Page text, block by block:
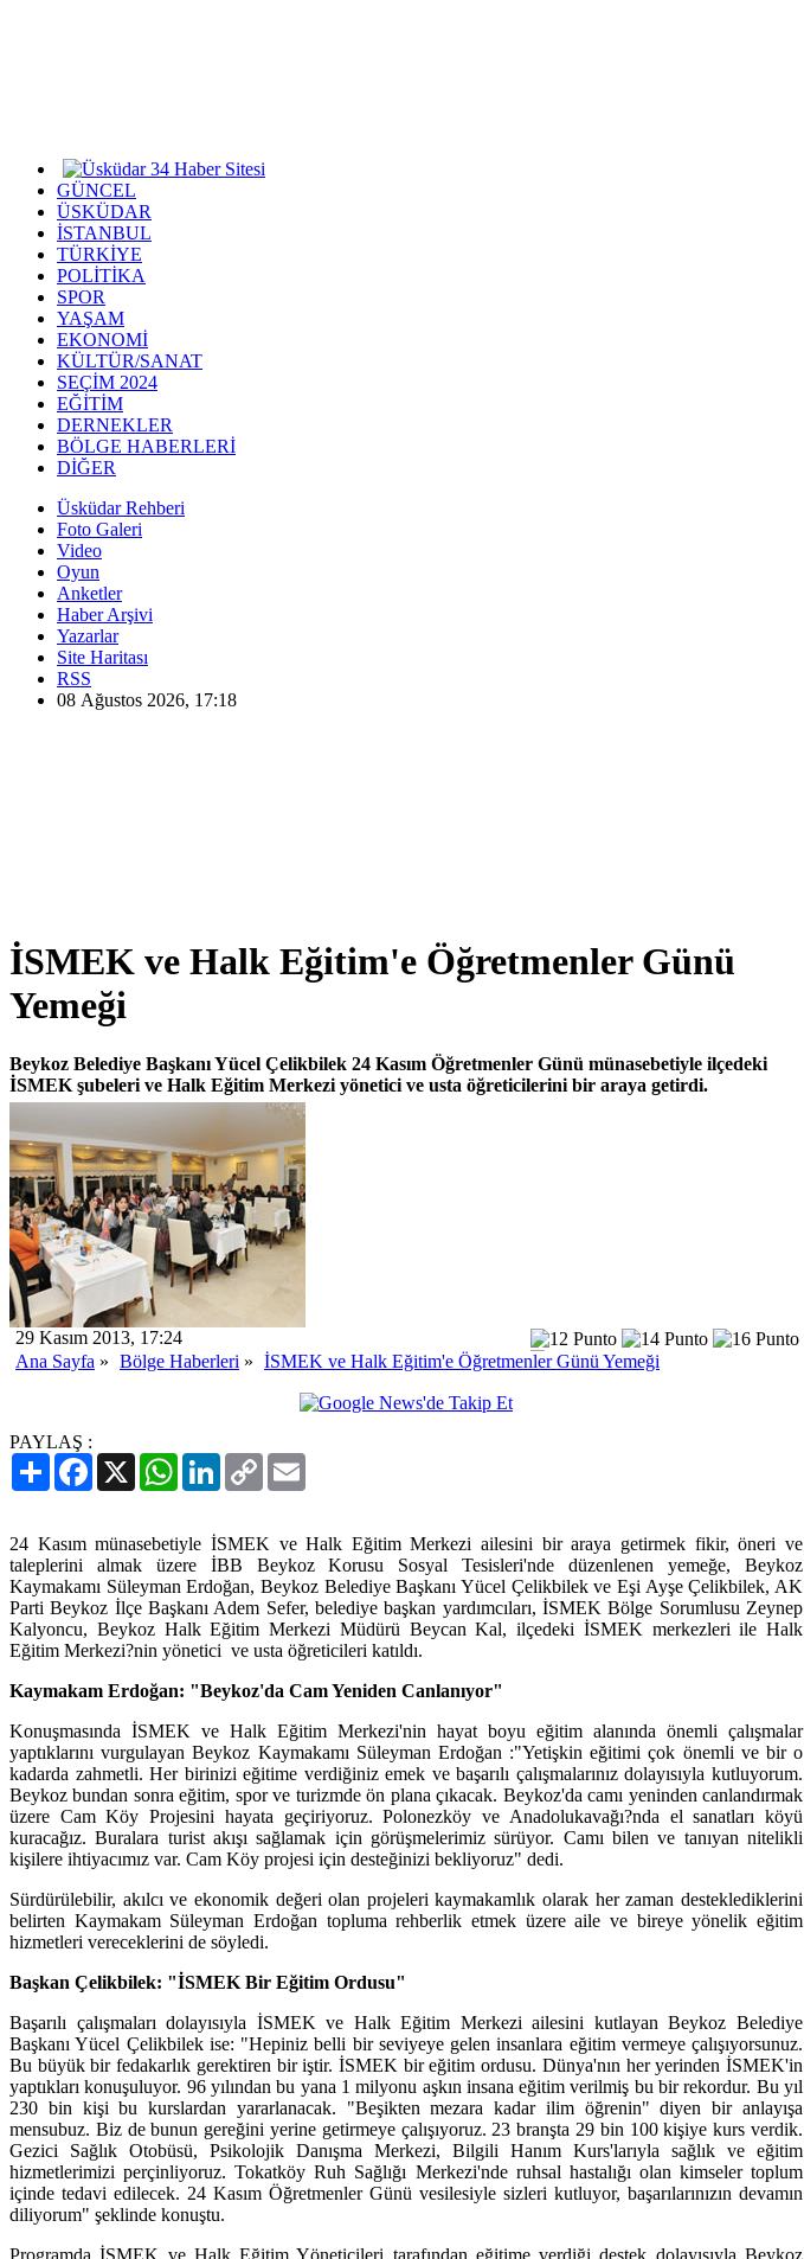
GÜNCEL
ÜSKÜDAR
İSTANBUL
TÜRKİYE
POLİTİKA
SPOR
YAŞAM
EKONOMİ
KÜLTÜR/SANAT
SEÇİM 2024
EĞİTİM
DERNEKLER
BÖLGE HABERLERİ
DİĞER
Üsküdar Rehberi
Foto Galeri
Video
Oyun
Anketler
Haber Arşivi
Yazarlar
Site Haritası
RSS
08 Ağustos 2026, 17:18
İSMEK ve Halk Eğitim'e Öğretmenler Günü
Yemeği
Beykoz Belediye Başkanı Yücel Çelikbilek 24 Kasım Öğretmenler Günü münasebetiyle ilçedeki
İSMEK şubeleri ve Halk Eğitim Merkezi yönetici ve usta öğreticilerini bir araya getirdi.
29 Kasım 2013, 17:24
Ana Sayfa » Bölge Haberleri » İSMEK ve Halk Eğitim'e Öğretmenler Günü Yemeği
PAYLAŞ :
PaylaşFacebook
X WhatsAppLinkedIn
Copy
Link
24 Kasım münasebetiyle İSMEK ve Halk Eğitim Merkezi ailesini bir araya getirmek fikir, öneri ve
taleplerini almak üzere İBB Beykoz Korusu Sosyal Tesisleri'nde düzenlenen yemeğe, Beykoz
Kaymakamı Süleyman Erdoğan, Beykoz Belediye Başkanı Yücel Çelikbilek ve Eşi Ayşe Çelikbilek, AK
Parti Beykoz İlçe Başkanı Adem Sefer, belediye başkan yardımcıları, İSMEK Bölge Sorumlusu Zeynep
Kalyoncu, Beykoz Halk Eğitim Merkezi Müdürü Beycan Kal, ilçedeki İSMEK merkezleri ile Halk
Eğitim Merkezi?nin yönetici ve usta öğreticileri katıldı.
Kaymakam Erdoğan: "Beykoz'da Cam Yeniden Canlanıyor"
Konuşmasında İSMEK ve Halk Eğitim Merkezi'nin hayat boyu eğitim alanında önemli çalışmalar
yaptıklarını vurgulayan Beykoz Kaymakamı Süleyman Erdoğan :"Yetişkin eğitimi çok önemli ve bir o
kadarda zahmetli. Her birinizi eğitime verdiğiniz emek ve başarılı çalışmalarınız dolayısıyla kutluyorum.
Beykoz bundan sonra eğitim, spor ve turizmde ön plana çıkacak. Beykoz'da camı yeninden canlandırmak
üzere Cam Köy Projesini hayata geçiriyoruz. Polonezköy ve Anadolukavağı?nda el sanatları köyü
kuracağız. Buralara turist akışı sağlamak için görüşmelerimiz sürüyor. Camı bilen ve tanıyan nitelikli
kişilere ihtiyacımız var. Cam Köy projesi için desteğinizi bekliyoruz" dedi.
Sürdürülebilir, akılcı ve ekonomik değeri olan projeleri kaymakamlık olarak her zaman desteklediklerini
belirten Kaymakam Süleyman Erdoğan topluma rehberlik etmek üzere aile ve bireye yönelik eğitim
hizmetleri vereceklerini de söyledi.
Başkan Çelikbilek: "İSMEK Bir Eğitim Ordusu"
Başarılı çalışmaları dolayısıyla İSMEK ve Halk Eğitim Merkezi ailesini kutlayan Beykoz Belediye
Başkanı Yücel Çelikbilek ise: "Hepiniz belli bir seviyeye gelen insanlara eğitim vermeye çalışıyorsunuz.
Bu büyük bir fedakarlık gerektiren bir iştir. İSMEK bir eğitim ordusu. Dünya'nın her yerinden İSMEK'in
yaptıkları konuşuluyor. 96 yılından bu yana 1 milyonu aşkın insana eğitim verilmiş bu bir rekordur. Bu yıl
230 bin kişi bu kurslardan yararlanacak. "Beşikten mezara kadar ilim öğrenin" diyen bir anlayışa
mensubuz. Biz de bunun gereğini yerine getirmeye çalışıyoruz. 23 branşta 29 bin 100 kişiye kurs verdik.
Gezici Sağlık Otobüsü, Psikolojik Danışma Merkezi, Bilgili Hanım Kurs'larıyla sağlık ve eğitim
hizmetlerimizi perçinliyoruz. Tokatköy Ruh Sağlığı Merkezi'nde ruhsal hastalığı olan kimseler toplum
içinde tedavi edilecek. 24 Kasım Öğretmenler Günü vesilesiyle sizleri kutluyor, başarılarınızın devamın
diliyorum" şeklinde konuştu.
Programda İSMEK ve Halk Eğitim Yöneticileri tarafından eğitime verdiği destek dolayısıyla Beykoz